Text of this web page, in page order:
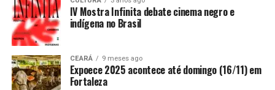
IV Mostra Infinita debate cinema negro e
indígena no Brasil
CEARÁ 9 meses ago
Expoece 2025 acontece até domingo (16/11) em
Fortaleza